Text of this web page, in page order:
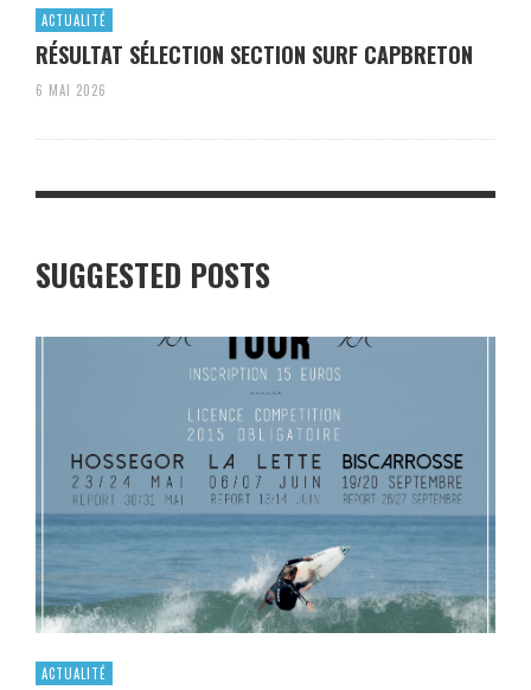
ACTUALITÉ
RÉSULTAT SÉLECTION SECTION SURF CAPBRETON
6 MAI 2026
SUGGESTED POSTS
ACTUALITÉ